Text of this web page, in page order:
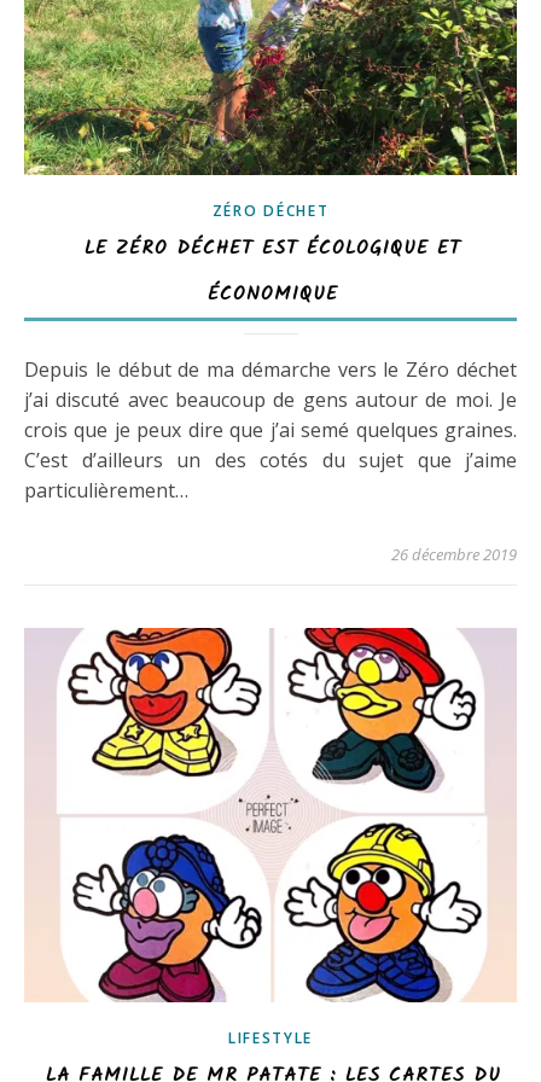
ZÉRO DÉCHET
LE ZÉRO DÉCHET EST ÉCOLOGIQUE ET
ÉCONOMIQUE
Depuis le début de ma démarche vers le Zéro déchet
j’ai discuté avec beaucoup de gens autour de moi. Je
crois que je peux dire que j’ai semé quelques graines.
C’est d’ailleurs un des cotés du sujet que j’aime
particulièrement…
26 décembre 2019
LIFESTYLE
LA FAMILLE DE MR PATATE : LES CARTES DU